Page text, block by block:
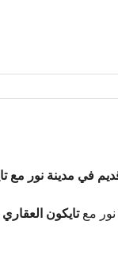
تايكون العقاري